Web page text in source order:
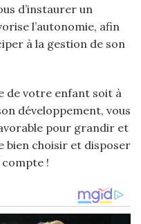
d’instaurer un
l’autonomie, afin
à la gestion de son
de votre enfant soit à
développement, vous
pour grandir et
bien choisir et disposer
compte !